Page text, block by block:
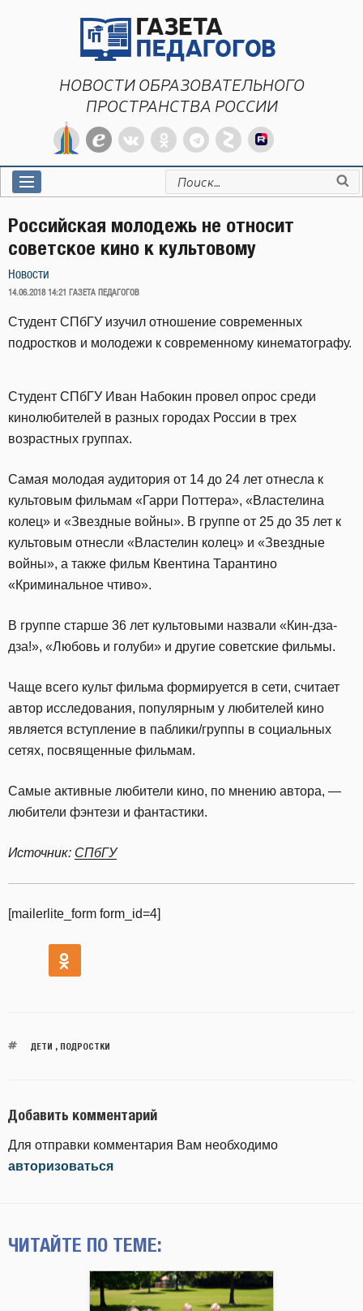
НОВОСТИ ОБРАЗОВАТЕЛЬНОГО
ПРОСТРАНСТВА РОССИИ
Искать:
Российская молодежь не относит
советское кино к культовому
Новости
ОПУБЛИКОВАНО
14.06.2018 14:21 ГАЗЕТА ПЕДАГОГОВ
Студент СПбГУ изучил отношение современных
подростков и молодежи к современному кинематографу.
Студент СПбГУ Иван Набокин провел опрос среди
кинолюбителей в разных городах России в трех
возрастных группах.
Самая молодая аудитория от 14 до 24 лет отнесла к
культовым фильмам «Гарри Поттера», «Властелина
колец» и «Звездные войны». В группе от 25 до 35 лет к
культовым отнесли «Властелин колец» и «Звездные
войны», а также фильм Квентина Тарантино
«Криминальное чтиво».
В группе старше 36 лет культовыми назвали «Кин-дза-
дза!», «Любовь и голуби» и другие советские фильмы.
Чаще всего культ фильма формируется в сети, считает
автор исследования, популярным у любителей кино
является вступление в паблики/группы в социальных
сетях, посвященные фильмам.
Самые активные любители кино, по мнению автора, —
любители фэнтези и фантастики.
Источник: СПбГУ
[mailerlite_form form_id=4]
ДЕТИ , ПОДРОСТКИ
Добавить комментарий
Для отправки комментария Вам необходимо
авторизоваться
ЧИТАЙТЕ ПО ТЕМЕ: